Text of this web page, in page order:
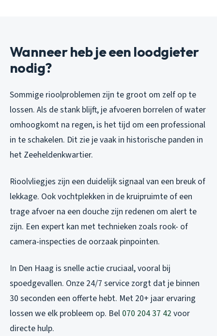
Wanneer heb je een loodgieter
nodig?
Sommige rioolproblemen zijn te groot om zelf op te
lossen. Als de stank blijft, je afvoeren borrelen of water
omhoogkomt na regen, is het tijd om een professional
in te schakelen. Dit zie je vaak in historische panden in
het Zeeheldenkwartier.
Rioolvliegjes zijn een duidelijk signaal van een breuk of
lekkage. Ook vochtplekken in de kruipruimte of een
trage afvoer na een douche zijn redenen om alert te
zijn. Een expert kan met technieken zoals rook- of
camera-inspecties de oorzaak pinpointen.
In Den Haag is snelle actie cruciaal, vooral bij
spoedgevallen. Onze 24/7 service zorgt dat je binnen
30 seconden een offerte hebt. Met 20+ jaar ervaring
lossen we elk probleem op. Bel 070 204 37 42 voor
directe hulp.